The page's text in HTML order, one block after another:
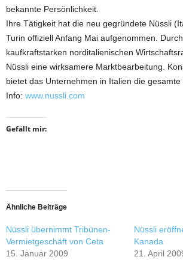
bekannte Persönlichkeit.
Ihre Tätigkeit hat die neu gegründete Nüssli
Turin offiziell Anfang Mai aufgenommen.
kaufkraftstarken norditalienischen
Nüssli eine wirksamere Marktbearbeitung.
bietet das Unternehmen in Italien die gesamte
Info: www.nussli.com
Gefällt mir:
Ähnliche Beiträge
Nüssli übernimmt Tribünen-
Vermietgeschäft von Ceta
15. Januar 2009
Nüssli
Kanada
21. April